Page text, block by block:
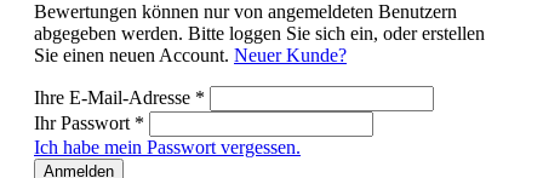
Bewertungen können nur von angemeldeten Benutzern
abgegeben werden. Bitte loggen Sie sich ein, oder erstellen
Sie einen neuen Account. Neuer Kunde?
Ihre E-Mail-Adresse *
Ihr Passwort *
Ich habe mein Passwort vergessen.
Anmelden